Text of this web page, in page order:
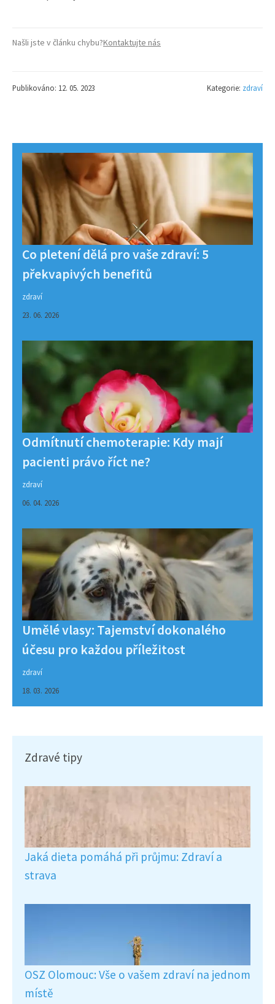
Našli jste v článku chybu?Kontaktujte nás
Publikováno: 12. 05. 2023 Kategorie: zdraví
Co pletení dělá pro vaše zdraví: 5
překvapivých benefitů
zdraví
23. 06. 2026
Odmítnutí chemoterapie: Kdy mají
pacienti právo říct ne?
zdraví
06. 04. 2026
Umělé vlasy: Tajemství dokonalého
účesu pro každou příležitost
zdraví
18. 03. 2026
Zdravé tipy
Jaká dieta pomáhá při průjmu: Zdraví a
strava
OSZ Olomouc: Vše o vašem zdraví na jednom
místě